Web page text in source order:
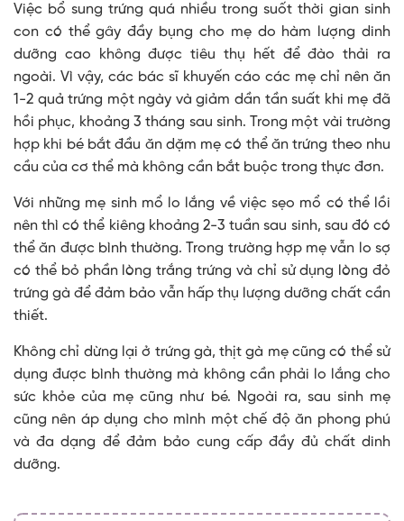
Việc bổ sung trứng quá nhiều trong suốt thời gian sinh
con có thể gây đầy bụng cho mẹ do hàm lượng dinh
dưỡng cao không được tiêu thụ hết để đào thải ra
ngoài. Vì vậy, các bác sĩ khuyến cáo các mẹ chỉ nên ăn
1-2 quả trứng một ngày và giảm dần tần suất khi mẹ đã
hồi phục, khoảng 3 tháng sau sinh. Trong một vài trường
hợp khi bé bắt đầu ăn dặm mẹ có thể ăn trứng theo nhu
cầu của cơ thể mà không cần bắt buộc trong thực đơn.
Với những mẹ sinh mổ lo lắng về việc sẹo mổ có thể lồi
nên thì có thể kiêng khoảng 2-3 tuần sau sinh, sau đó có
thể ăn được bình thường. Trong trường hợp mẹ vẫn lo sợ
có thể bỏ phần lòng trắng trứng và chỉ sử dụng lòng đỏ
trứng gà để đảm bảo vẫn hấp thụ lượng dưỡng chất cần
thiết.
Không chỉ dừng lại ở trứng gà, thịt gà mẹ cũng có thể sử
dụng được bình thường mà không cần phải lo lắng cho
sức khỏe của mẹ cũng như bé. Ngoài ra, sau sinh mẹ
cũng nên áp dụng cho mình một chế độ ăn phong phú
và đa dạng để đảm bảo cung cấp đầy đủ chất dinh
dưỡng.